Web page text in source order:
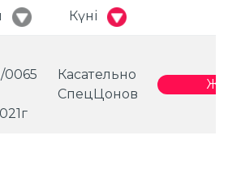
Күні
0065
Касательно
СпецЦонов